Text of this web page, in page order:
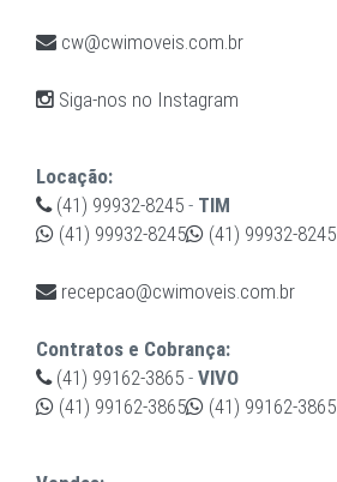
cw@cwimoveis.com.br
Siga-nos no Instagram
Locação:
(41) 99932-8245 - TIM
(41) 99932-8245
(41) 99932-8245
recepcao@cwimoveis.com.br
Contratos e Cobrança:
(41) 99162-3865 - VIVO
(41) 99162-3865
(41) 99162-3865